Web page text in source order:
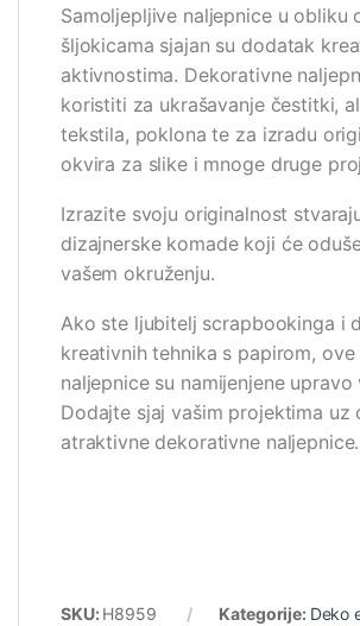
Samoljepljive naljepnice u obliku
šljokicama sjajan su dodatak
aktivnostima. Dekorativne
koristiti za ukrašavanje čestitki,
tekstila, poklona te za izradu
okvira za slike i mnoge druge
Izrazite svoju originalnost
dizajnerske komade koji će
vašem okruženju.
Ako ste ljubitelj scrapbookinga i
kreativnih tehnika s papirom,
naljepnice su namijenjene upravo
Dodajte sjaj vašim projektima uz
atraktivne dekorativne naljepnice.
SKU: H8959 Kategorije: Deko